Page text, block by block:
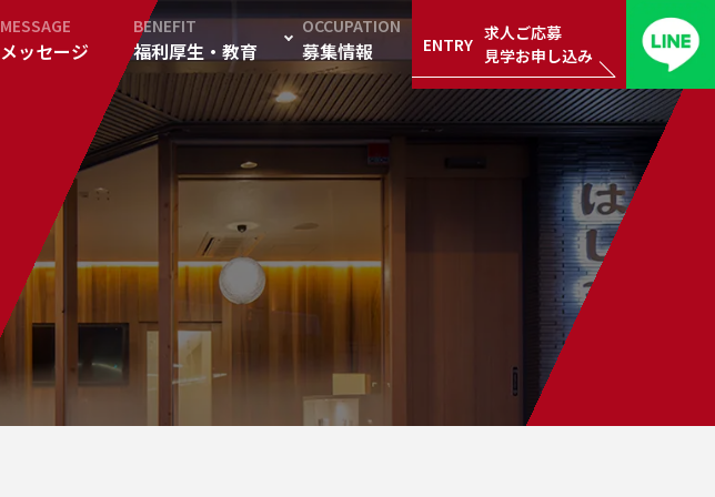
MESSAGE
メッセージ
BENEFIT
福利厚生・教育
OCCUPATION
募集情報 ENTRY
求人ご応募
見学お申し込み